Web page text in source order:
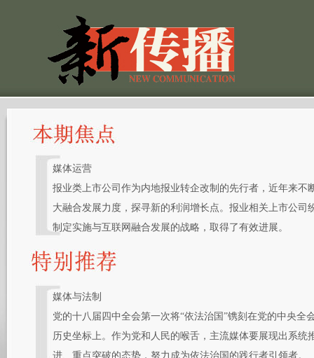
媒体运营
报业类上市公司作为内地报业转企改制的先行者，近年来不
大融合发展力度，探寻新的利润增长点。报业相关上市公司
制定实施与互联网融合发展的战略，取得了有效进展。
媒体与法制
党的十八届四中全会第一次将“依法治国”镌刻在党的中央全
历史坐标上。作为党和人民的喉舌，主流媒体要展现出系统
进、重点突破的态势，努力成为依法治国的践行者引领者。